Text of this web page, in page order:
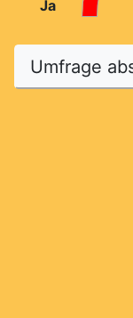
Ja
Umfrage